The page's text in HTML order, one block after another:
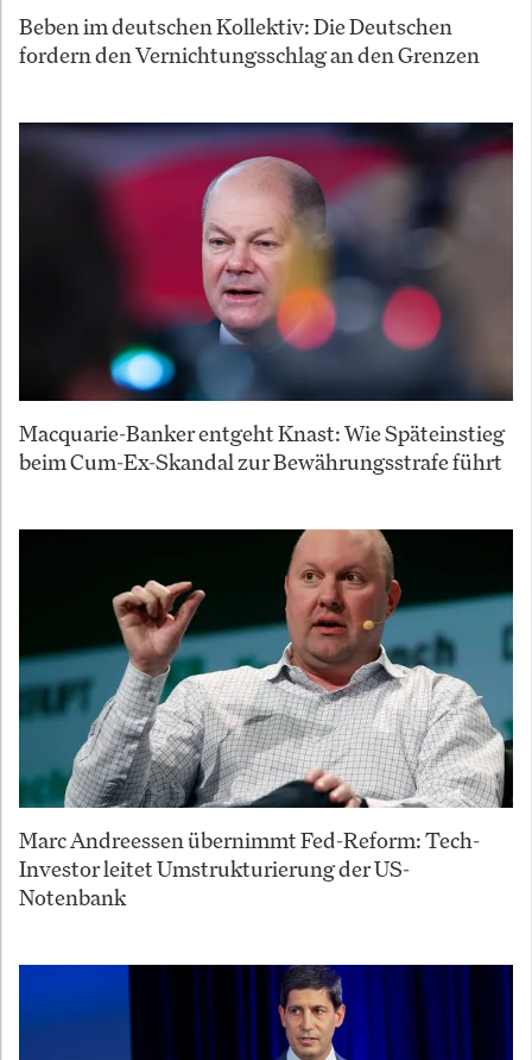
Beben im deutschen Kollektiv: Die Deutschen
fordern den Vernichtungsschlag an den Grenzen
Macquarie-Banker entgeht Knast: Wie Späteinstieg
beim Cum-Ex-Skandal zur Bewährungsstrafe führt
Marc Andreessen übernimmt Fed-Reform: Tech-
Investor leitet Umstrukturierung der US-
Notenbank